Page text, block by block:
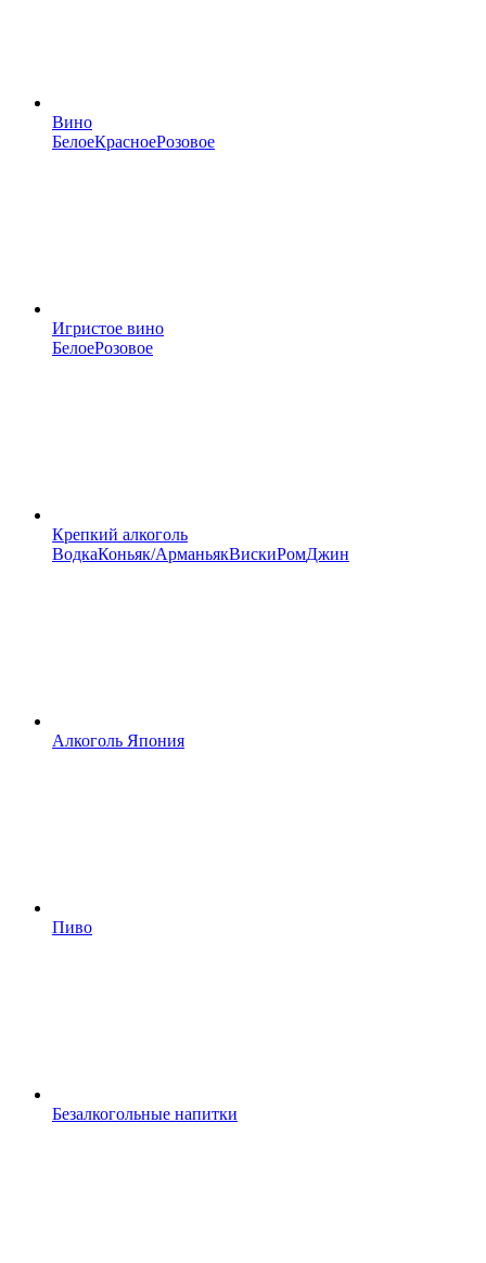
Вино
БелоеКрасноеРозовое
Игристое вино
БелоеРозовое
Крепкий алкоголь
ВодкаКоньяк/АрманьякВискиРомДжин
Алкоголь Япония
Пиво
Безалкогольные напитки